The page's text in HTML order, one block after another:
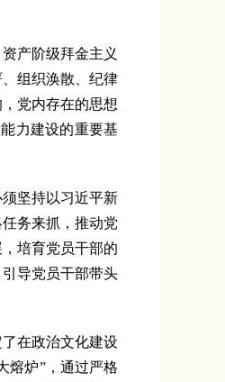
产阶级拜金主义
组织涣散、纪律
党内存在的思想
力建设的重要基
坚持以习近平新
务来抓，推动党
培育党员干部的
导党员干部带头
在政治文化建设
熔炉”，通过严格